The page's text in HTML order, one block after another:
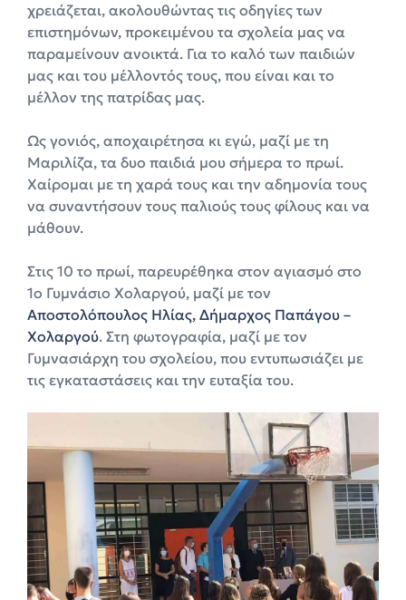
χρειάζεται, ακολουθώντας τις οδηγίες των
επιστημόνων, προκειμένου τα σχολεία μας να
παραμείνουν ανοικτά. Για το καλό των παιδιών
μας και του μέλλοντός τους, που είναι και το
μέλλον της πατρίδας μας.
Ως γονιός, αποχαιρέτησα κι εγώ, μαζί με τη
Μαριλίζα, τα δυο παιδιά μου σήμερα το πρωί.
Χαίρομαι με τη χαρά τους και την αδημονία τους
να συναντήσουν τους παλιούς τους φίλους και να
μάθουν.
Στις 10 το πρωί, παρευρέθηκα στον αγιασμό στο
1ο Γυμνάσιο Χολαργού, μαζί με τον
Αποστολόπουλος Ηλίας, Δήμαρχος Παπάγου –
Χολαργού. Στη φωτογραφία, μαζί με τον
Γυμνασιάρχη του σχολείου, που εντυπωσιάζει με
τις εγκαταστάσεις και την ευταξία του.